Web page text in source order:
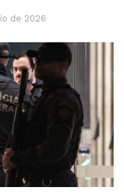
de 2026